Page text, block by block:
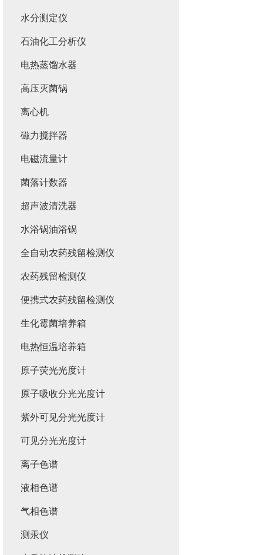
水分测定仪
石油化工分析仪
电热蒸馏水器
高压灭菌锅
离心机
磁力搅拌器
电磁流量计
菌落计数器
超声波清洗器
水浴锅油浴锅
全自动农药残留检测仪
农药残留检测仪
便携式农药残留检测仪
生化霉菌培养箱
电热恒温培养箱
原子荧光光度计
原子吸收分光光度计
紫外可见分光光度计
可见分光光度计
离子色谱
液相色谱
气相色谱
测汞仪